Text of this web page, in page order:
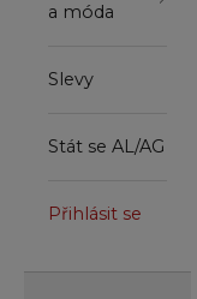
a móda
Slevy
Stát se AL/AG
Přihlásit se